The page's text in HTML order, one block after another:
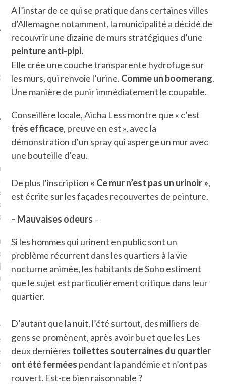
?
MES DERNIERS
SUR FACEBOOK
QUI MARCHE
toujours aimé marcher.
conquis mais en
Je ne suis pas une
je le garde pour ce
je sens, j’entends, je
goûte et ceux que je
! Marcheuse des villes,
des ruines et des
qui Marche: pousseuse
cochère ou pas. Mais
pas d’interdit. Vélo,
bateau…
A l’instar de ce qui se pratique dans certaines villes
d’Allemagne notamment, la municipalité a décidé de
recouvrir une dizaine de murs stratégiques d’une
peintureanti-pipi.
Elle crée une couche transparente hydrofuge sur
les murs, qui renvoie l’urine. Comme un boomerang.
Une manière de punir immédiatement le coupable.
Conseillère locale, Aicha Less montre que « c’est
très efficace, preuve en est », avec la
démonstration d’un spray qui asperge un mur avec
une bouteille d’eau.
De plus l’inscription « Ce mur n’est pas un urinoir »,
est écrite sur les façades recouvertes de peinture.
– Mauvaises odeurs –
Si les hommes qui urinent en public sont un
problème récurrent dans les quartiers à la vie
nocturne animée, les habitants de Soho estiment
que le sujet est particulièrement critique dans leur
quartier.
D’autant que la nuit, l’été surtout, des milliers de
gens se promènent, après avoir bu et que les Les
deux dernières toilettes souterraines du quartier
ont été fermées pendant la pandémie et n’ont pas
rouvert. Est-ce bien raisonnable ?